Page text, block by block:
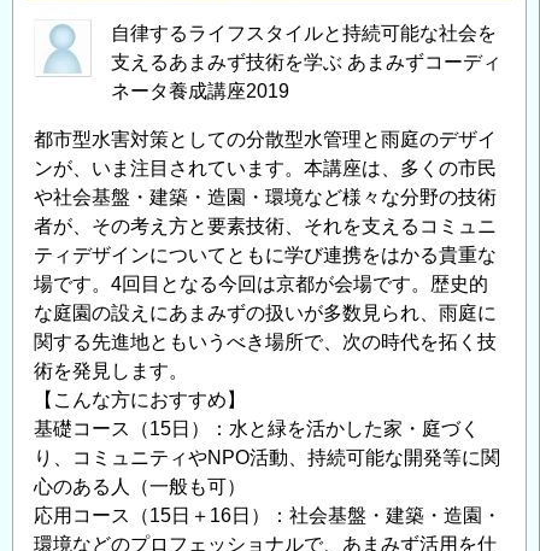
ら
～
ワ
ー
ジ
ャ
パ
ン
開
催
の
お
知
ら
せ
の
自律するライフスタイルと持続可能な社会を
支えるあまみず技術を学ぶ あまみずコーディ
ネータ養成講座2019
都市型水害対策としての分散型水管理と雨庭のデザイ
ンが、いま注目されています。本講座は、多くの市民
や社会基盤・建築・造園・環境など様々な分野の技術
者が、その考え方と要素技術、それを支えるコミュニ
ティデザインについてともに学び連携をはかる貴重な
場です。4回目となる今回は京都が会場です。歴史的
な庭園の設えにあまみずの扱いが多数見られ、雨庭に
関する先進地ともいうべき場所で、次の時代を拓く技
術を発見します。
【こんな方におすすめ】
基礎コース（15日）：水と緑を活かした家・庭づく
り、コミュニティやNPO活動、持続可能な開発等に関
心のある人（一般も可）
応用コース（15日＋16日）：社会基盤・建築・造園・
環境などのプロフェッショナルで、あまみず活用を仕